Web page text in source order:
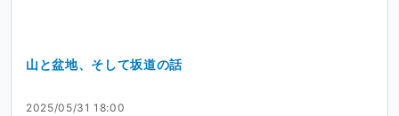
2025/05/31 18:00
山と盆地、そして坂道の話